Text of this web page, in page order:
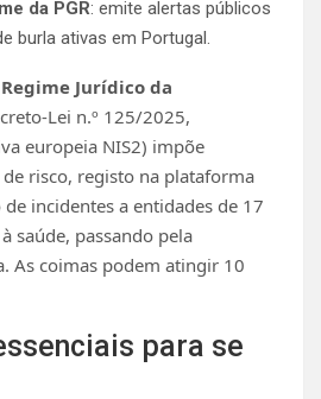
da PGR: emite alertas públicos
burla ativas em Portugal.
Regime Jurídico da
Lei n.º 125/2025,
europeia NIS2) impõe
risco, registo na plataforma
incidentes a entidades de 17
saúde, passando pela
As coimas podem atingir 10
para se